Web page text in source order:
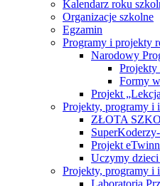
Kalendarz roku
Organizacje szkolne
Egzamin
Programy i projekty
Narodowy
Projekty
Formy
Projekt
Projekty, programy i
ZŁOTA
Projekt
Uczymy
Projekty, programy i
Laboratoria